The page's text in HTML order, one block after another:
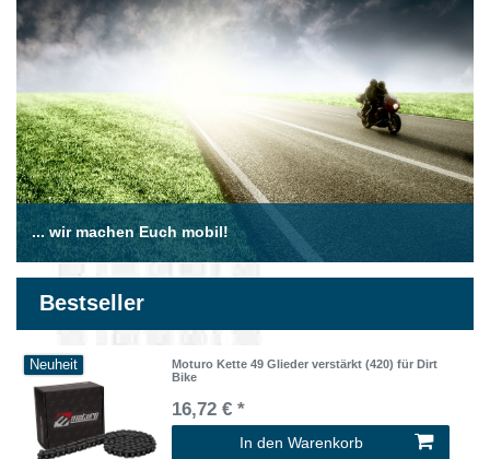
... wir machen Euch mobil!
Bestseller
Neuheit
Moturo Kette 49 Glieder verstärkt (420) für Dirt
Bike
16,72 € *
In den Warenkorb